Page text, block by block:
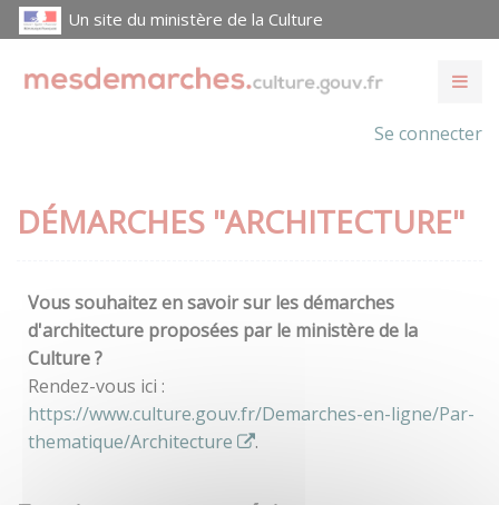
Un site du ministère de la Culture
Se connecter
DÉMARCHES "ARCHITECTURE"
Vous souhaitez en savoir sur les démarches
d'architecture proposées par le ministère de la
Culture ?
Rendez-vous ici :
https://www.culture.gouv.fr/Demarches-en-ligne/Par-
thematique/Architecture
.